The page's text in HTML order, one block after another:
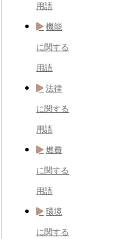
用語
機能
に関する
用語
法律
に関する
用語
燃費
に関する
用語
環境
に関する